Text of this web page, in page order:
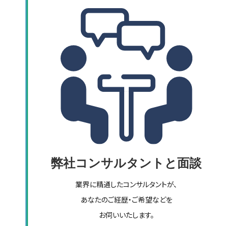
弊社コンサルタントと面談
業界に精通したコンサルタントが、
あなたのご経歴・ご希望などを
お伺いいたします。